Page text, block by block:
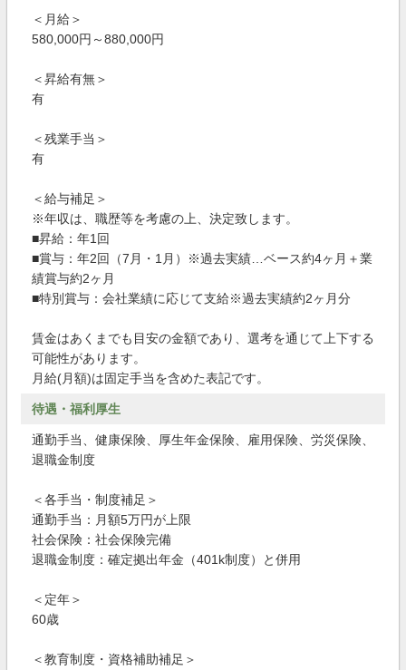
＜月給＞
580,000円～880,000円
＜昇給有無＞
有
＜残業手当＞
有
＜給与補足＞
※年収は、職歴等を考慮の上、決定致します。
■昇給：年1回
■賞与：年2回（7月・1月）※過去実績…ベース約4ヶ月＋業
績賞与約2ヶ月
■特別賞与：会社業績に応じて支給※過去実績約2ヶ月分
賃金はあくまでも目安の金額であり、選考を通じて上下する
可能性があります。
月給(月額)は固定手当を含めた表記です。
待遇・福利厚生
通勤手当、健康保険、厚生年金保険、雇用保険、労災保険、
退職金制度
＜各手当・制度補足＞
通勤手当：月額5万円が上限
社会保険：社会保険完備
退職金制度：確定拠出年金（401k制度）と併用
＜定年＞
60歳
＜教育制度・資格補助補足＞